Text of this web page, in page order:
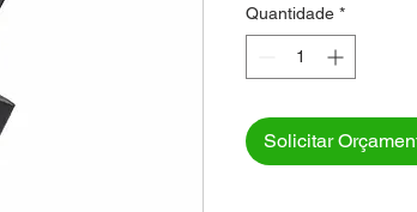
Quantidade *
Solicitar